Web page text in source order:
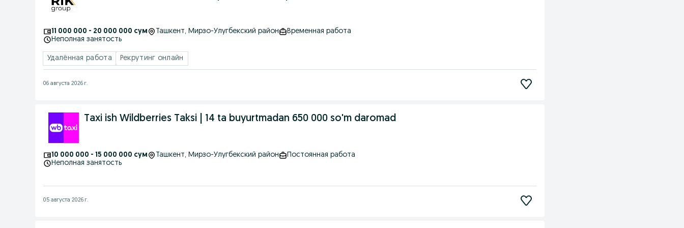
11 000 000 - 20 000 000 сум Ташкент, Мирзо-Улугбекский район
Временная работа
Неполная занятость
Удалённая работа Рекрутинг онлайн
06 августа 2026 г.
Taxi ish Wildberries Taksi | 14 ta buyurtmadan 650 000 so'm daromad
10 000 000 - 15 000 000 сум Ташкент, Мирзо-Улугбекский район
Постоянная работа
Неполная занятость
05 августа 2026 г.